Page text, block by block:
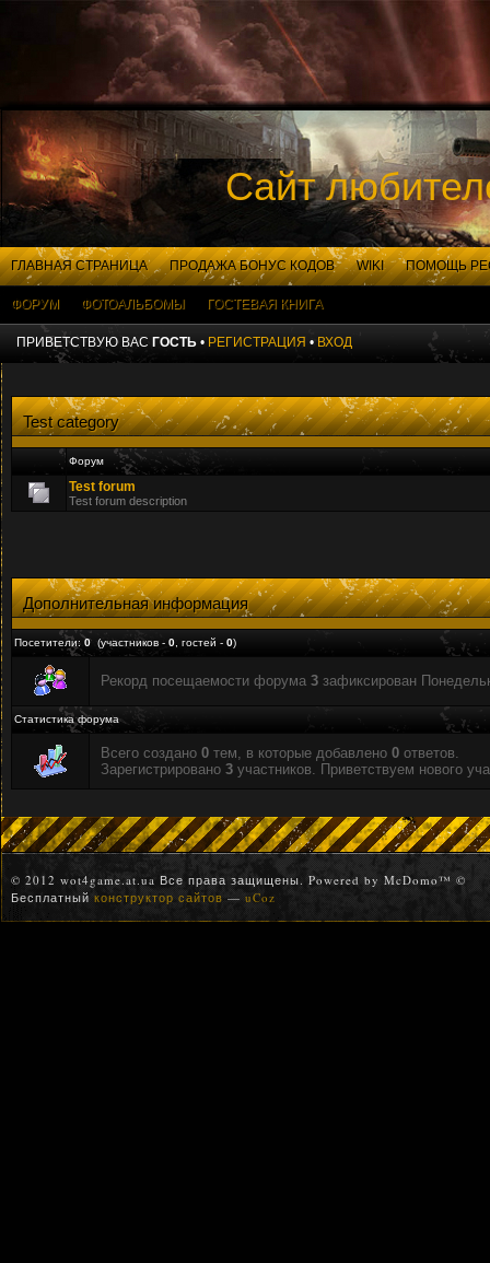
Сайт
ГЛАВНАЯ СТРАНИЦА ПРОДАЖА БОНУС КОДОВ WIKI ПОМОЩЬ
ФОРУМ ФОТОАЛЬБОМЫ ГОСТЕВАЯ КНИГА
ПРИВЕТСТВУЮ ВАС ГОСТЬ • РЕГИСТРАЦИЯ • ВХОД
Test category
Форум
Test forum
Test forum description
Дополнительная информация
Посетители: 0(участников - 0 , гостей - 0)
Рекорд посещаемости форума 3 зафиксирован
Статистика форума
Всего создано 0 тем, в которые добавлено 0 ответов.
Зарегистрировано 3 участников. Приветствуем нового
© 2012 wot4game.at.ua Все права защищены. Powered by McDomo™ ©
Бесплатный конструктор сайтов —uCoz